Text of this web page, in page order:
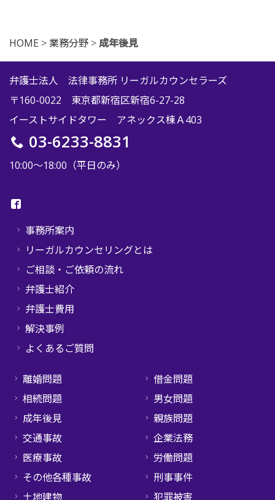
HOME > 業務分野 >成年後見
弁護士法人 法律事務所 リーガルカウンセラーズ
〒160-0022 東京都新宿区新宿6-27-28
イーストサイドタワー アネックス棟Ａ403
03-6233-8831
10:00〜18:00（平日のみ）
事務所案内
リーガルカウンセリングとは
ご相談・ご依頼の流れ
弁護士紹介
弁護士費用
解決事例
よくあるご質問
離婚問題
相続問題
成年後見
交通事故
医療事故
その他各種事故
土地建物
借金問題
男女問題
親族問題
企業法務
労働問題
刑事事件
犯罪被害